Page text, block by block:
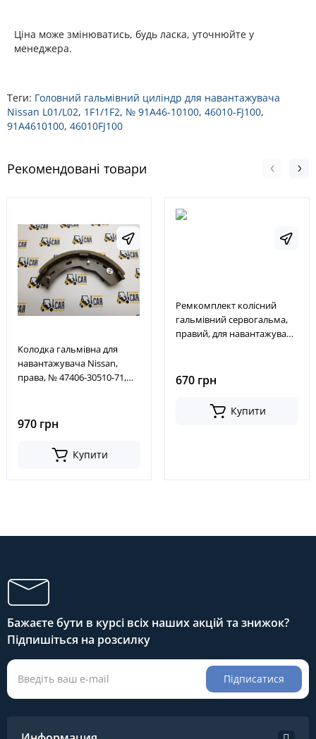
Ціна може змінюватись, будь ласка, уточнюйте у
менеджера.
Теги: Головний гальмівний циліндр для навантажувача
Nissan L01/L02, 1F1/1F2, № 91A46-10100, 46010-FJ100,
91A4610100, 46010FJ100
Рекомендовані товари
Колодка гальмівна для
навантажувача Nissan,
права, № 47406-30510-71,
474083051071, 440
970 грн
Купити
Ремкомплект колісний
гальмівний сервогальма,
правий, для навантажувача
ABB03009B0189A
670 грн
Купити
Бажаєте бути в курсі всіх наших акцій та знижок?
Підпишіться на розсилку
Підписатися